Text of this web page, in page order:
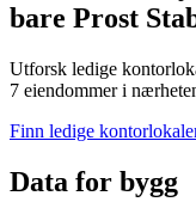
bare Prost
Utforsk ledige
7 eiendommer i
Finn ledige
Data for bygg